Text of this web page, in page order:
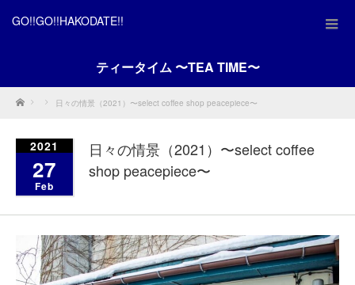
GO!!GO!!HAKODATE!!
ティータイム 〜TEA TIME〜
Home 日々の情景（2021）〜select coffee shop peacepiece〜
2021
27
Feb
日々の情景（2021）〜select coffee
shop peacepiece〜